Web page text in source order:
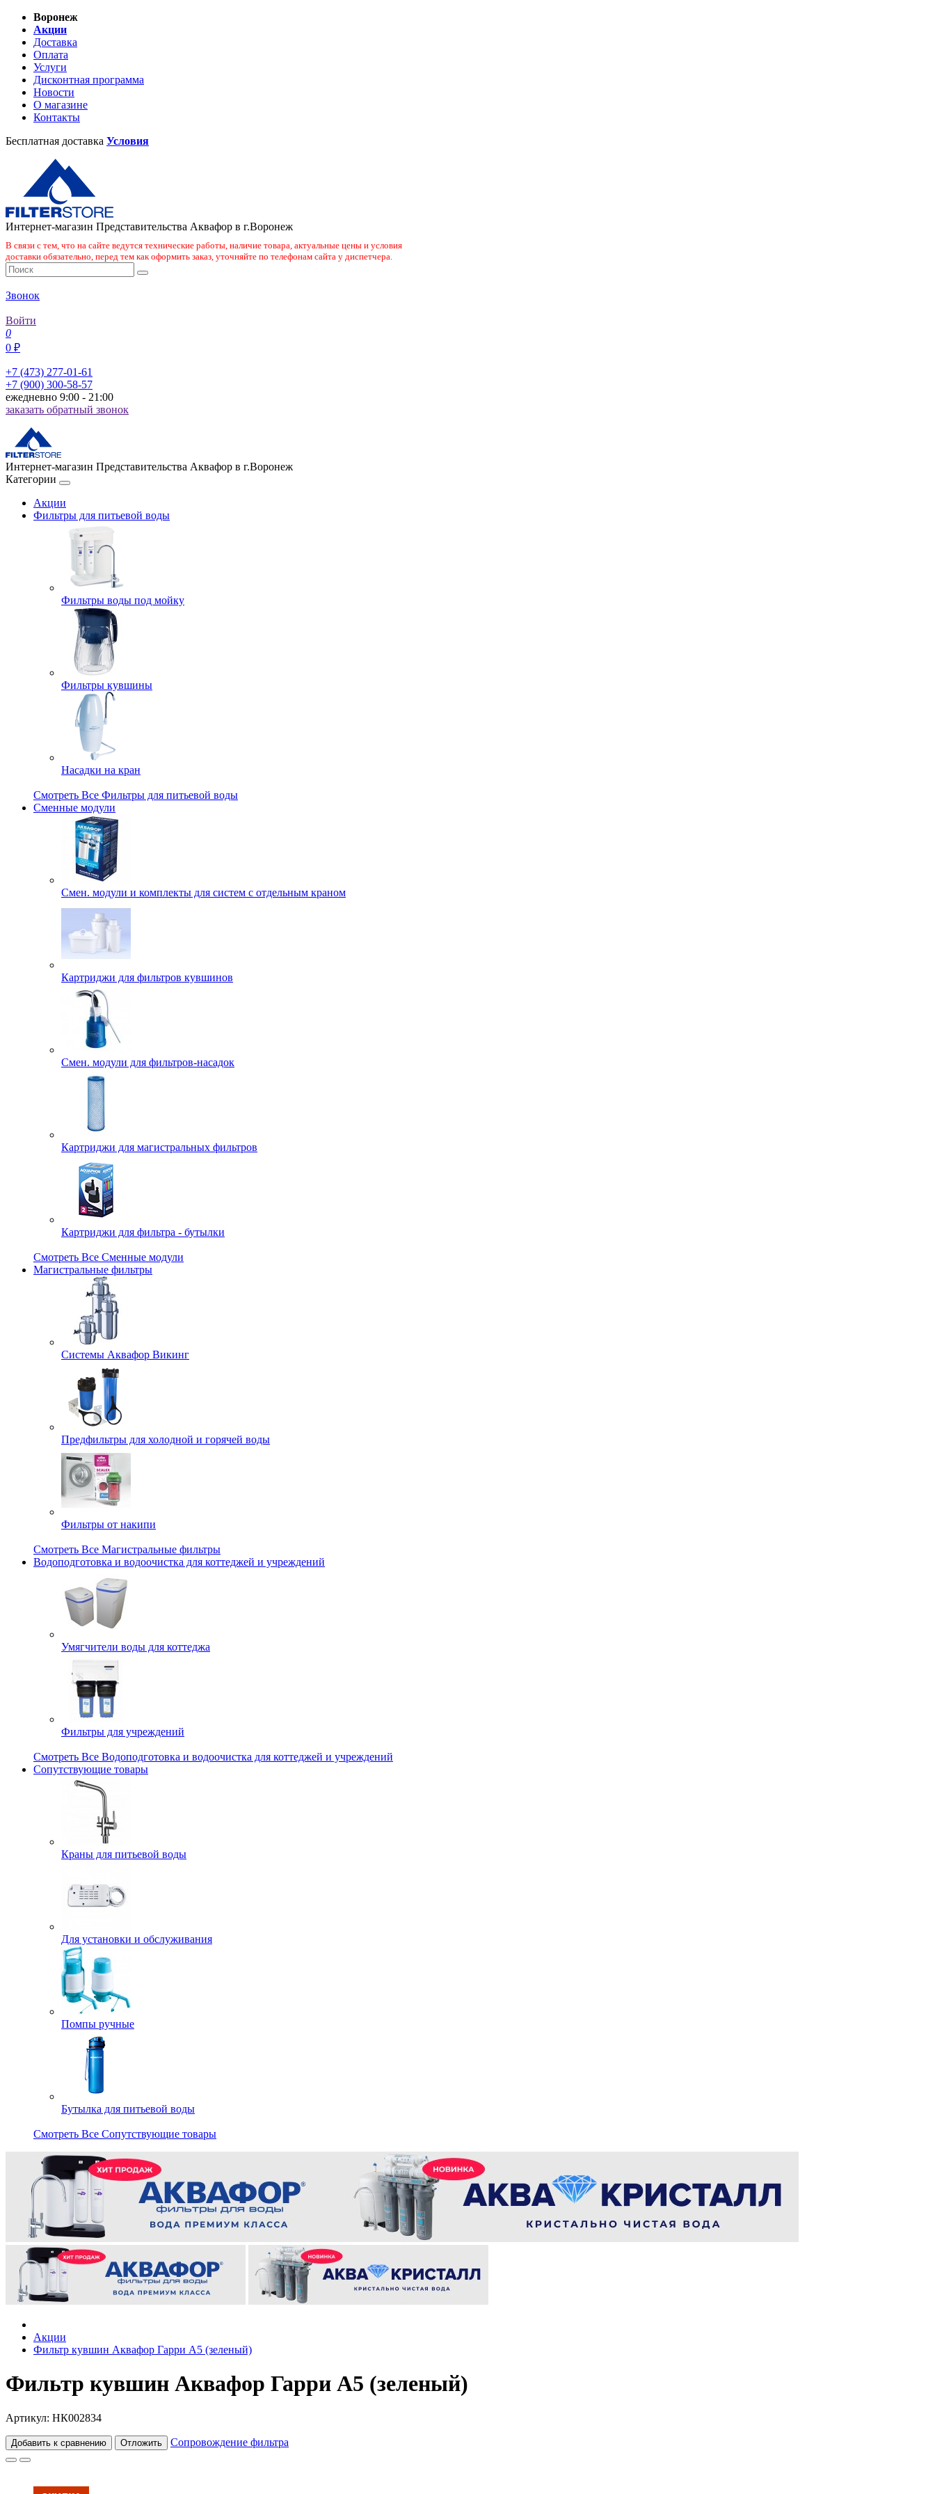
Воронеж
Акции
Доставка
Оплата
Услуги
Дисконтная программа
Новости
О магазине
Контакты
Бесплатная доставка Условия
Интернет-магазин Представительства Аквафор в г.Воронеж
В связи с тем, что на сайте ведутся технические работы, наличие товара, актуальные цены и условия
доставки обязательно, перед тем как оформить заказ, уточняйте по телефонам сайта у диспетчера.
Звонок
Войти
0
0 ₽
+7 (473) 277-01-61
+7 (900) 300-58-57
ежедневно 9:00 - 21:00
заказать обратный звонок
Интернет-магазин Представительства Аквафор в г.Воронеж
Категории
Акции
Фильтры для питьевой воды
Фильтры воды под мойку
Фильтры кувшины
Насадки на кран
Смотреть Все Фильтры для питьевой воды
Сменные модули
Смен. модули и комплекты для систем с отдельным краном
Картриджи для фильтров кувшинов
Смен. модули для фильтров-насадок
Картриджи для магистральных фильтров
Картриджи для фильтра - бутылки
Смотреть Все Сменные модули
Магистральные фильтры
Системы Аквафор Викинг
Предфильтры для холодной и горячей воды
Фильтры от накипи
Смотреть Все Магистральные фильтры
Водоподготовка и водоочистка для коттеджей и учреждений
Умягчители воды для коттеджа
Фильтры для учреждений
Смотреть Все Водоподготовка и водоочистка для коттеджей и учреждений
Сопутствующие товары
Краны для питьевой воды
Для установки и обслуживания
Помпы ручные
Бутылка для питьевой воды
Смотреть Все Сопутствующие товары
Акции
Фильтр кувшин Аквафор Гарри А5 (зеленый)
Фильтр кувшин Аквафор Гарри А5 (зеленый)
Артикул: НК002834
Добавить к сравнению Отложить Сопровождение фильтра